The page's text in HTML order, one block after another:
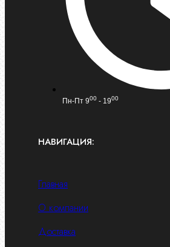
Пн-Пт 900 - 1900
НАВИГАЦИЯ:
Главная
О компании
Доставка